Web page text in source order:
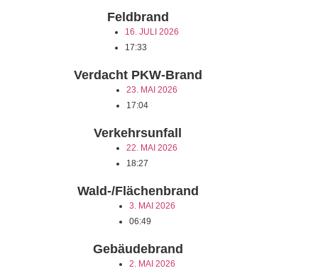
Feldbrand
16. JULI 2026
17:33
Verdacht PKW-Brand
23. MAI 2026
17:04
Verkehrsunfall
22. MAI 2026
18:27
Wald-/Flächenbrand
3. MAI 2026
06:49
Gebäudebrand
2. MAI 2026